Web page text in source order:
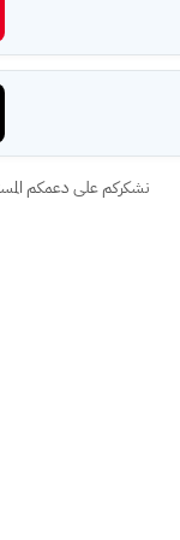
نشكركم على دعمكم